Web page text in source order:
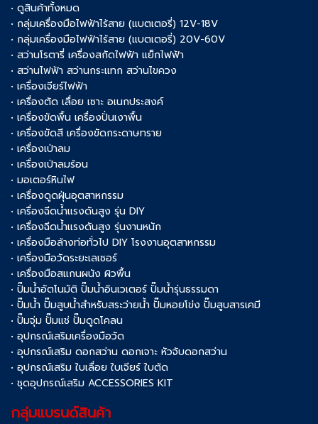
• ดูสินค้าทั้งหมด
• กลุ่มเครื่องมือไฟฟ้าไร้สาย (แบตเตอรี่) 12V-18V
• กลุ่มเครื่องมือไฟฟ้าไร้สาย (แบตเตอรี่) 20V-60V
• สว่านโรตารี่ เครื่องสกัดไฟฟ้า แย็กไฟฟ้า
• สว่านไฟฟ้า สว่านกระแทก สว่านไขควง
• เครื่องเจียร์ไฟฟ้า
• เครื่องตัด เลื่อย เซาะ อเนกประสงค์
• เครื่องขัดพื้น เครื่องปั่นเงาพื้น
• เครื่องขัดสี เครื่องขัดกระดาษทราย
• เครื่องเป่าลม
• เครื่องเป่าลมร้อน
• มอเตอร์หินไฟ
• เครื่องดูดฝุ่นอุตสาหกรรม
• เครื่องฉีดน้ำแรงดันสูง รุ่น DIY
• เครื่องฉีดน้ำแรงดันสูง รุ่นงานหนัก
• เครื่องมือล้างท่อทั่วไป DIY โรงงานอุตสาหกรรม
• เครื่องมือวัดระยะเลเซอร์
• เครื่องมือสแกนผนัง ผิวพื้น
• ปั๊มน้ำอัตโนมัติ ปั๊มน้ำอินเวเตอร์ ปั๊มน้ำรุ่นธรรมดา
• ปั๊มน้ำ ปั๊มสูบน้ำสำหรับสระว่ายน้ำ ปั๊มหอยโข่ง ปั๊มสูบสารเคมี
• ปั๊มจุ่ม ปั๊มแช่ ปั๊มดูดโคลน
• อุปกรณ์เสริมเครื่องมือวัด
• อุปกรณ์เสริม ดอกสว่าน ดอกเจาะ หัวจับดอกสว่าน
• อุปกรณ์เสริม ใบเลื่อย ใบเจียร์ ใบตัด
• ชุดอุปกรณ์เสริม ACCESSORIES KIT
กลุ่มแบรนด์สินค้า